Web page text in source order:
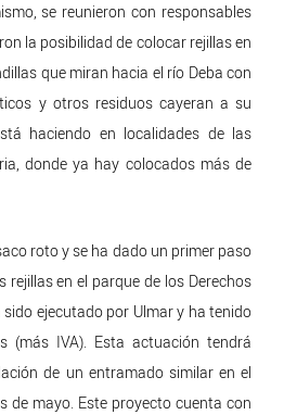
se reunieron con responsables
la posibilidad de colocar rejillas en
que miran hacia el río Deba con
y otros residuos cayeran a su
haciendo en localidades de las
donde ya hay colocados más de
roto y se ha dado un primer paso
rejillas en el parque de los Derechos
ejecutado por Ulmar y ha tenido
(más IVA). Esta actuación tendrá
de un entramado similar en el
de mayo. Este proyecto cuenta con